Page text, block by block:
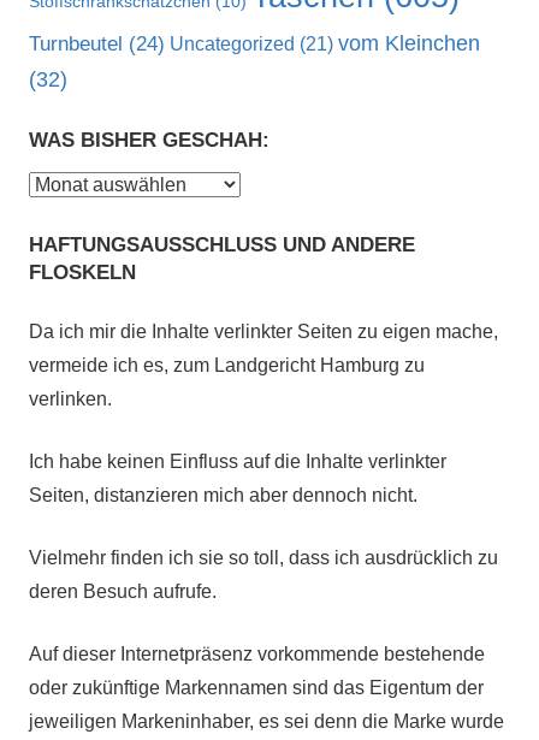
Turnbeutel (24) Uncategorized (21) vom Kleinchen
(32)
WAS BISHER GESCHAH:
Was
geschah:
HAFTUNGSAUSSCHLUSS UND ANDERE
FLOSKELN
Da ich mir die Inhalte verlinkter Seiten zu eigen mache,
vermeide ich es, zum Landgericht Hamburg zu
verlinken.
Ich habe keinen Einfluss auf die Inhalte verlinkter
Seiten, distanzieren mich aber dennoch nicht.
Vielmehr finden ich sie so toll, dass ich ausdrücklich zu
deren Besuch aufrufe.
Auf dieser Internetpräsenz vorkommende bestehende
oder zukünftige Markennamen sind das Eigentum der
jeweiligen Markeninhaber, es sei denn die Marke wurde